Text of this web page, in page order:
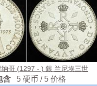
哥 (1297 - ) 銀 兰尼埃三世
含 5 硬币 / 5 价格